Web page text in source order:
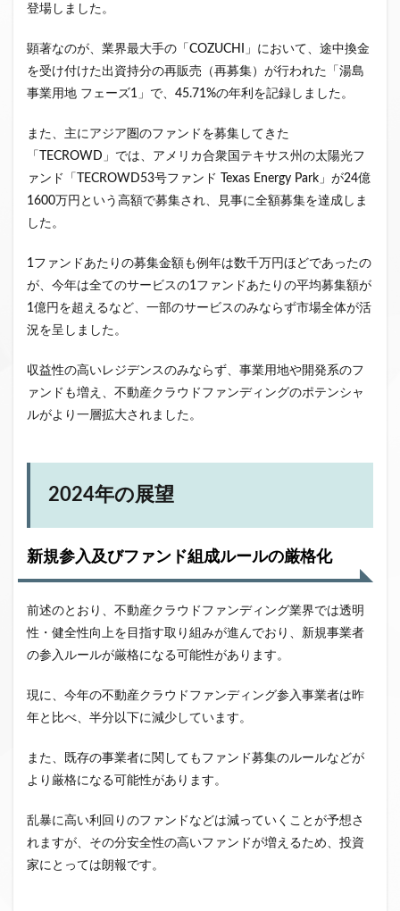
登場しました。
顕著なのが、業界最大手の「COZUCHI」において、途中換金
を受け付けた出資持分の再販売（再募集）が行われた「湯島
事業用地 フェーズ1」で、45.71%の年利を記録しました。
また、主にアジア圏のファンドを募集してきた
「TECROWD」では、アメリカ合衆国テキサス州の太陽光フ
ァンド「TECROWD53号ファンド Texas Energy Park」が24億
1600万円という高額で募集され、見事に全額募集を達成しま
した。
1ファンドあたりの募集金額も例年は数千万円ほどであったの
が、今年は全てのサービスの1ファンドあたりの平均募集額が
1億円を超えるなど、一部のサービスのみならず市場全体が活
況を呈しました。
収益性の高いレジデンスのみならず、事業用地や開発系のフ
ァンドも増え、不動産クラウドファンディングのポテンシャ
ルがより一層拡大されました。
2024年の展望
新規参入及びファンド組成ルールの厳格化
前述のとおり、不動産クラウドファンディング業界では透明
性・健全性向上を目指す取り組みが進んでおり、新規事業者
の参入ルールが厳格になる可能性があります。
現に、今年の不動産クラウドファンディング参入事業者は昨
年と比べ、半分以下に減少しています。
また、既存の事業者に関してもファンド募集のルールなどが
より厳格になる可能性があります。
乱暴に高い利回りのファンドなどは減っていくことが予想さ
れますが、その分安全性の高いファンドが増えるため、投資
家にとっては朗報です。